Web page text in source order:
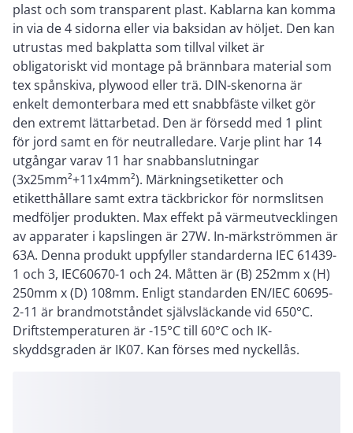
plast och som transparent plast. Kablarna kan komma
in via de 4 sidorna eller via baksidan av höljet. Den kan
utrustas med bakplatta som tillval vilket är
obligatoriskt vid montage på brännbara material som
tex spånskiva, plywood eller trä. DIN-skenorna är
enkelt demonterbara med ett snabbfäste vilket gör
den extremt lättarbetad. Den är försedd med 1 plint
för jord samt en för neutralledare. Varje plint har 14
utgångar varav 11 har snabbanslutningar
(3x25mm²+11x4mm²). Märkningsetiketter och
etiketthållare samt extra täckbrickor för normslitsen
medföljer produkten. Max effekt på värmeutvecklingen
av apparater i kapslingen är 27W. In-märkströmmen är
63A. Denna produkt uppfyller standarderna IEC 61439-
1 och 3, IEC60670-1 och 24. Måtten är (B) 252mm x (H)
250mm x (D) 108mm. Enligt standarden EN/IEC 60695-
2-11 är brandmotståndet självsläckande vid 650°C.
Driftstemperaturen är -15°C till 60°C och IK-
skyddsgraden är IK07. Kan förses med nyckellås.